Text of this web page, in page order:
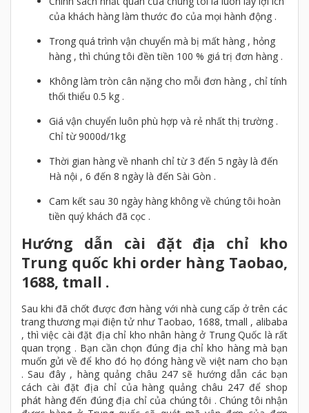
của khách hàng làm thước đo của mọi hành động .
Trong quá trình vận chuyển mà bị mất hàng , hỏng
hàng , thì chúng tôi đền tiền 100 % giá trị đơn hàng .
Không làm tròn cân nặng cho mỗi đơn hàng , chỉ tính
thối thiểu 0.5 kg .
Giá vận chuyển luôn phù hợp và rẻ nhất thị trường .
Chỉ từ 9000d/1kg
Thời gian hàng về nhanh chỉ từ 3 đến 5 ngày là đến
Hà nội , 6 đến 8 ngày là đến Sài Gòn .
Cam kết sau 30 ngày hàng không về chúng tôi hoàn
tiền quý khách đã cọc .
Hướng dẫn cài đặt địa chỉ kho
Trung quốc khi order hàng Taobao,
1688, tmall .
Sau khi đã chốt được đơn hàng với nhà cung cấp ở trên các
trang thương mại điện tử như Taobao, 1688, tmall , alibaba
, thì việc cài đặt địa chỉ kho nhân hàng ở Trung Quốc là rất
quan trọng . Bạn cần chọn đúng địa chỉ kho hàng mà bạn
muốn gửi về để kho đó họ đóng hàng về việt nam cho bạn
. Sau đây , hàng quảng châu 247 sẽ hướng dẫn các bạn
cách cài đặt địa chỉ của hàng quảng châu 247 để shop
phát hàng đến đúng địa chỉ của chúng tôi . Chúng tôi nhận